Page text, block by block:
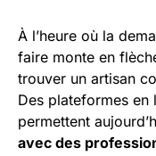
À l’heure où la
faire monte en
trouver un artisan
Des plateformes en
permettent
avec des